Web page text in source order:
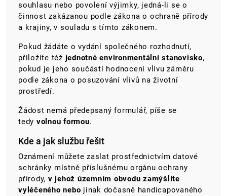
souhlasu nebo povolení výjimky, jedná-li se o
činnost zakázanou podle zákona o ochraně přírody
a krajiny, v souladu s tímto zákonem.
Pokud žádáte o vydání společného rozhodnutí,
přiložíte též jednotné environmentální stanovisko,
pokud je jeho součástí hodnocení vlivu záměru
podle zákona o posuzování vlivů na životní
prostředí.
Žádost nemá předepsaný formulář, píše se
tedy volnou formou.
Kde a jak službu řešit
Oznámení můžete zaslat prostřednictvím datové
schránky místně příslušnému orgánu ochrany
přírody, v jehož územním obvodu zamýšlíte
vyléčeného nebo jinak dočasně handicapovaného